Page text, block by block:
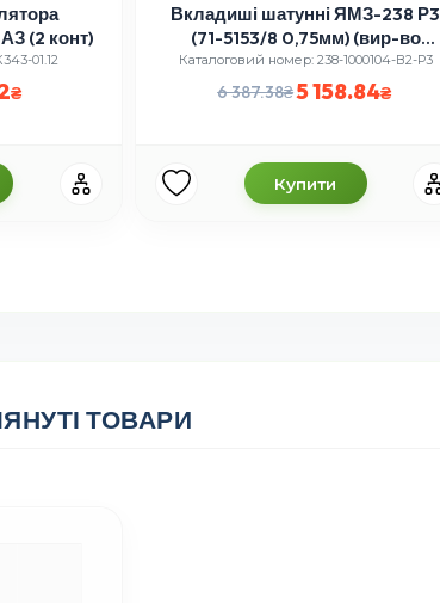
(2 конт)
01.12
Вкладиші шатунні ЯМЗ-238 Р3
(71-5153/8 0,75мм) (вир-во
Federal Mogul, технологія Glyco)
Каталоговий номер: 238-1000104-В2-Р3
6 387.38 5 158.84
Купити
ТОВАРИ